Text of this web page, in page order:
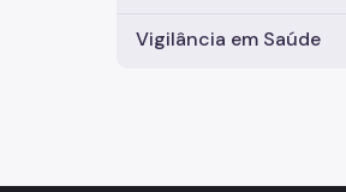
Vigilância em Saúde